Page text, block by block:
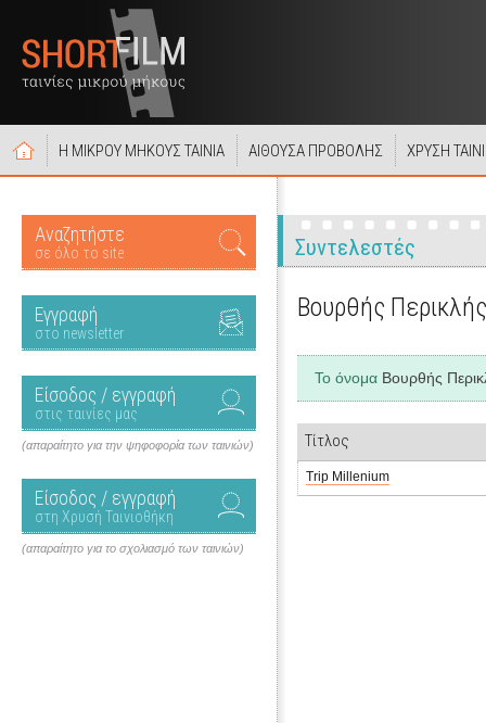
Η ΜΙΚΡΟΥ ΜΗΚΟΥΣ ΤΑΙΝΙΑ ΑΙΘΟΥΣΑ ΠΡΟΒΟΛΗΣ ΧΡΥΣΗ
Αναζητήστε
σε όλο το site
Εγγραφή
στο newsletter
Είσοδος / εγγραφή
στις ταινίες μας
(απαραίτητο για την ψηφοφορία των ταινιών)
Είσοδος / εγγραφή
στη Χρυσή Ταινιοθήκη
(απαραίτητο για το σχολιασμό των ταινιών)
Συντελεστές
Βουρθής Περικλής
Το όνομα Βουρθής
Τίτλος
Trip Millenium